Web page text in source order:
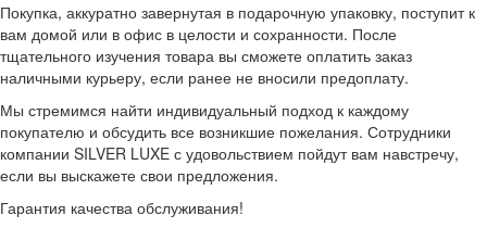
Покупка, аккуратно завернутая в подарочную упаковку, поступит к
вам домой или в офис в целости и сохранности. После
тщательного изучения товара вы сможете оплатить заказ
наличными курьеру, если ранее не вносили предоплату.
Мы стремимся найти индивидуальный подход к каждому
покупателю и обсудить все возникшие пожелания. Сотрудники
компании SILVER LUXE с удовольствием пойдут вам навстречу,
если вы выскажете свои предложения.
Гарантия качества обслуживания!